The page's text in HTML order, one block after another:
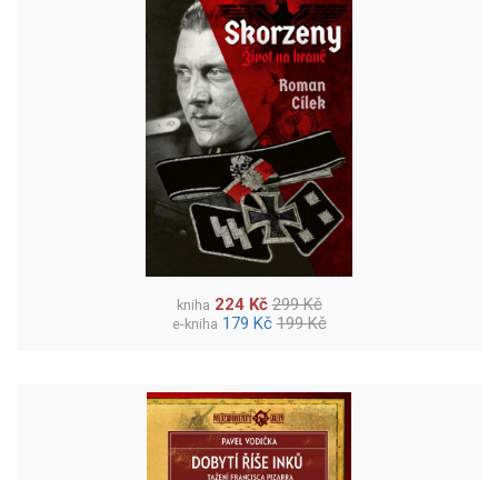
kniha 224 Kč 299 Kč
e-kniha 179 Kč 199 Kč